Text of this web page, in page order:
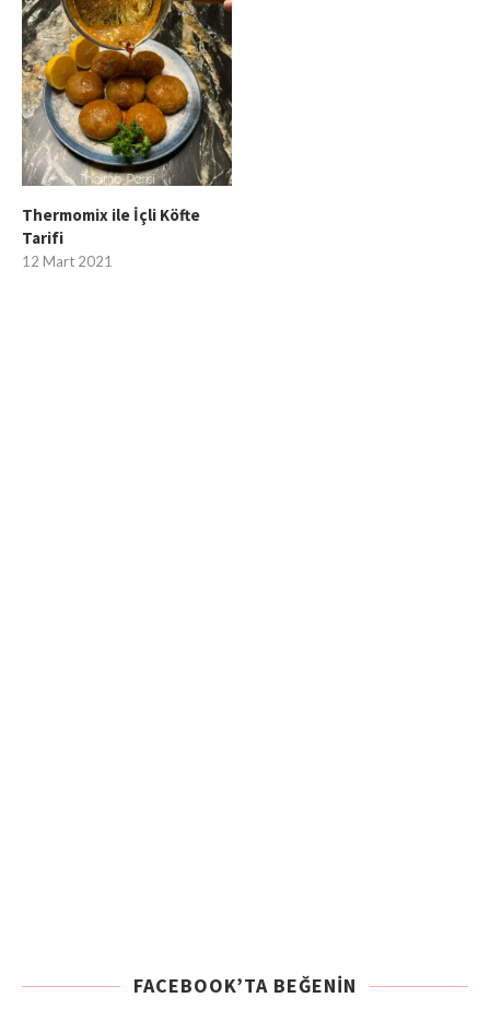
Thermomix ile İçli Köfte
Tarifi
12 Mart 2021
FACEBOOK’TA BEĞENIN